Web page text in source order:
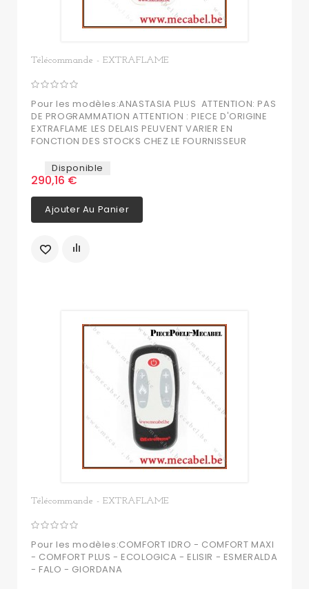
Télécommande - EXTRAFLAME
Pour les modèles:ANASTASIA PLUS ATTENTION: PAS
DE PROGRAMMATION ATTENTION : PIECE D'ORIGINE
EXTRAFLAME LES DELAIS PEUVENT VARIER EN
FONCTION DES STOCKS CHEZ LE FOURNISSEUR
Disponible
290,16 €
Ajouter Au Panier
Télécommande - EXTRAFLAME
Pour les modèles:COMFORT IDRO - COMFORT MAXI
- COMFORT PLUS - ECOLOGICA - ELISIR - ESMERALDA
- FALO - GIORDANA